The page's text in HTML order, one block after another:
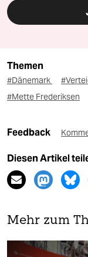
Themen
#Dänemark
#Mette Frederiksen
Feedback
Diesen Artikel
Mehr zum